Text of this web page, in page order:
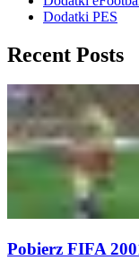
Dodatki PES
Recent Posts
Pobierz FIFA